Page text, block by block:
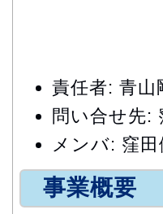
責任者: 青山
問い合せ先:
メンバ: 窪
事業概要